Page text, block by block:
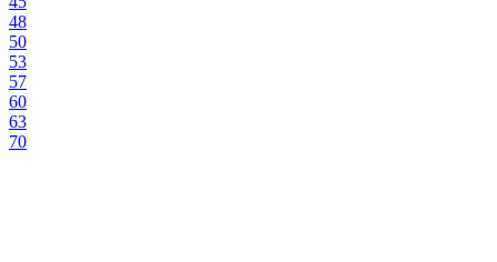
48
50
53
57
60
63
70